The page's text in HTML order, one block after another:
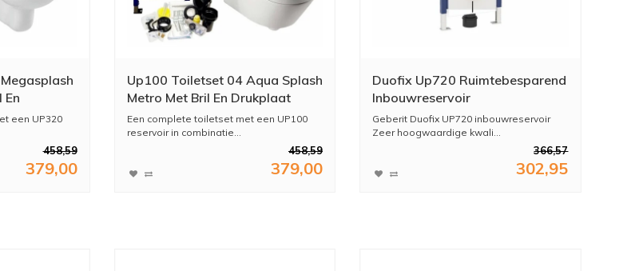
En
een UP320
458,59
379,00
Up100 Toiletset 04 Aqua Splash
Metro Met Bril En Drukplaat
Een complete toiletset met een UP100
reservoir in combinatie...
458,59
379,00
Duofix Up720 Ruimtebesparend
Inbouwreservoir
Geberit Duofix UP720 inbouwreservoir
Zeer hoogwaardige kwali...
366,57
302,95